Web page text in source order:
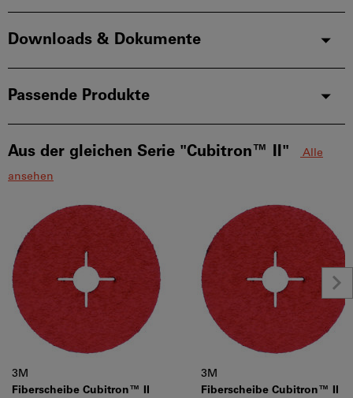
Downloads & Dokumente
Passende Produkte
Aus der gleichen Serie "Cubitron™ II"
Alle
ansehen
3M
Fiberscheibe Cubitron™ II
3M
Fiberscheibe Cubitron™ II